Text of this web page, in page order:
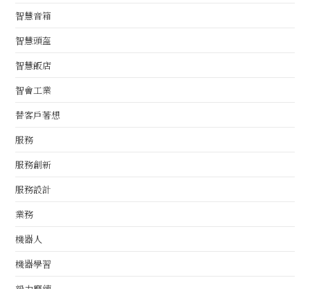
智慧音箱
智慧頭盔
智慧飯店
智會工業
替客戶著想
服務
服務創新
服務設計
業務
機器人
機器學習